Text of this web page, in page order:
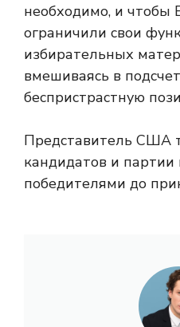
необходимо, и
ограничили свои
избирательных
вмешиваясь в
беспристрастную
Представитель США
кандидатов и партии
победителями до